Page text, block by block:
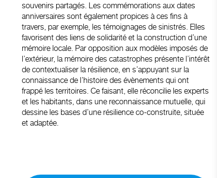
souvenirs partagés. Les commémorations aux dates
anniversaires sont également propices à ces fins à
travers, par exemple, les témoignages de sinistrés. Elles
favorisent des liens de solidarité et la construction d’une
mémoire locale. Par opposition aux modèles imposés de
l’extérieur, la mémoire des catastrophes présente l’intérêt
de contextualiser la résilience, en s’appuyant sur la
connaissance de l’histoire des évènements qui ont
frappé les territoires. Ce faisant, elle réconcilie les experts
et les habitants, dans une reconnaissance mutuelle, qui
dessine les bases d’une résilience co-construite, située
et adaptée.